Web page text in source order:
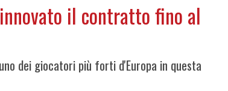
il contratto fino al
dei giocatori più forti d'Europa in questa